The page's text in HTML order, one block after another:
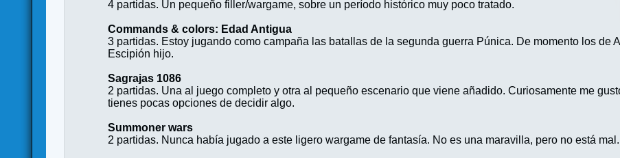
4 partidas. Un pequeño filler/wargame, sobre un período histórico muy poco tratado.
Commands & colors: Edad Antigua
3 partidas. Estoy jugando como campaña las batallas de la segunda guerra Púnica. De momento los de
Escipión hijo.
Sagrajas 1086
2 partidas. Una al juego completo y otra al pequeño escenario que viene añadido. Curiosamente me
tienes pocas opciones de decidir algo.
Summoner wars
2 partidas. Nunca había jugado a este ligero wargame de fantasía. No es una maravilla, pero no está mal.